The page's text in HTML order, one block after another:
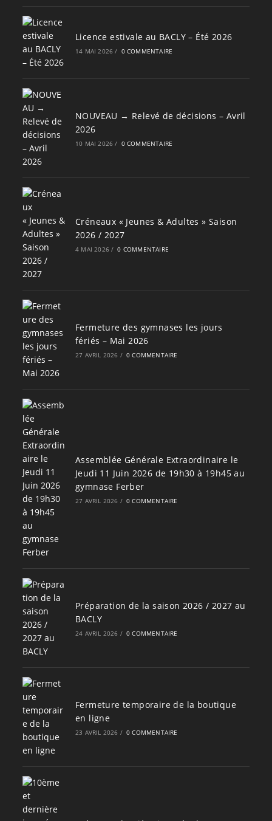
Licence estivale au BACLY – Été 2026
14 MAI 2026 / 0 COMMENTAIRE
NOUVEAU → Relevé de décisions – Avril
2026
10 MAI 2026 / 0 COMMENTAIRE
Créneaux « Jeunes & Adultes » Saison
2026 / 2027
4 MAI 2026 / 0 COMMENTAIRE
Fermeture des gymnases les jours
fériés – Mai 2026
27 AVRIL 2026 / 0 COMMENTAIRE
Assemblée Générale Extraordinaire le
Jeudi 11 Juin 2026 de 19h30 à 19h45 au
gymnase Ferber
27 AVRIL 2026 / 0 COMMENTAIRE
Préparation de la saison 2026 / 2027 au
BACLY
24 AVRIL 2026 / 0 COMMENTAIRE
Fermeture temporaire de la boutique
en ligne
23 AVRIL 2026 / 0 COMMENTAIRE